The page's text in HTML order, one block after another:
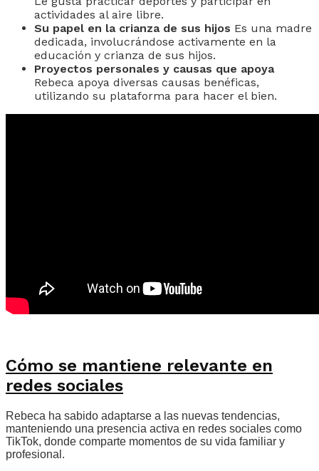
actividades al aire libre.
Su papel en la crianza de sus hijos Es una madre
dedicada, involucrándose activamente en la
educación y crianza de sus hijos.
Proyectos personales y causas que apoya
Rebeca apoya diversas causas benéficas,
utilizando su plataforma para hacer el bien.
Cómo se mantiene relevante en
redes sociales
Rebeca ha sabido adaptarse a las nuevas tendencias,
manteniendo una presencia activa en redes sociales como
TikTok, donde comparte momentos de su vida familiar y
profesional.